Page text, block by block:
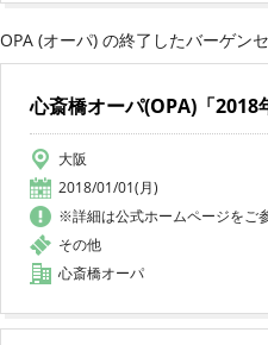
OPA (オーパ) の終了したバーゲン
心斎橋オーパ(OPA)「2018
大阪
2018/01/01(月)
※詳細は公式ホームページをご
その他
心斎橋オーパ